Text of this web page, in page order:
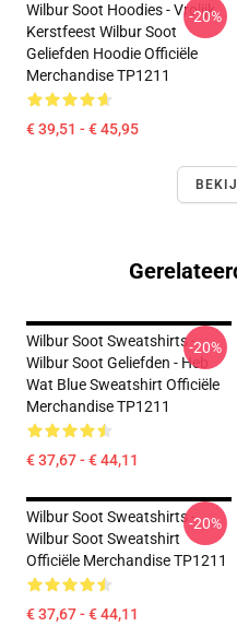
Wilbur Soot Hoodies - Vrolijk
Kerstfeest Wilbur Soot
Geliefden Hoodie Officiële
Merchandise TP1211
€ 39,51 - € 45,95
-20%
Wilbur Soot Sweatshirts -
Wilbur Soot Geliefden - Heb
Wat Blue Sweatshirt Officiële
Merchandise TP1211
€ 37,67 - € 44,11
-20%
Wilbur Soot Sweatshirts -
Wilbur Soot Sweatshirt
Officiële Merchandise TP1211
€ 37,67 - € 44,11
-20%